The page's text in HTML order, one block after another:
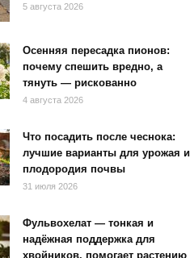
5 августа 2026
Осенняя пересадка пионов:
почему спешить вредно, а
тянуть — рискованно
4 августа 2026
Что посадить после чеснока:
лучшие варианты для урожая и
плодородия почвы
31 июля 2026
Фульвохелат — тонкая и
надёжная поддержка для
хвойников, помогает растению